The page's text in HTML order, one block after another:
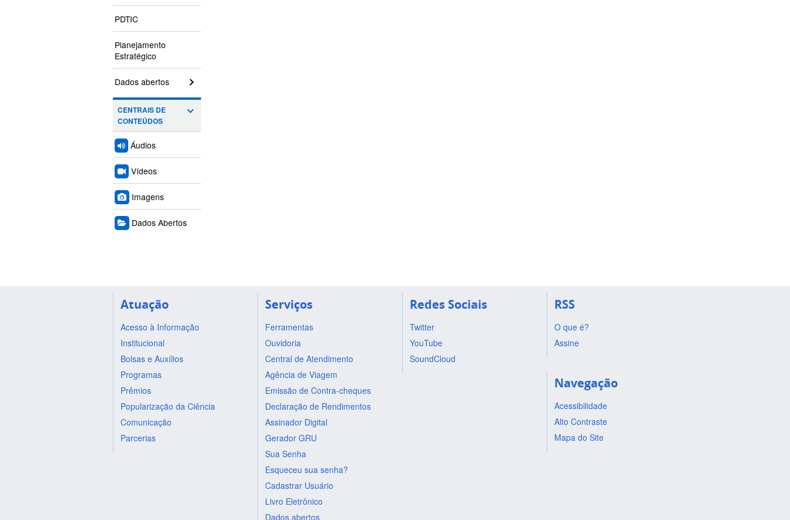
PDTIC
Planejamento
Estratégico
Dados abertos
CENTRAIS DE
CONTEÚDOS
Áudios
Vídeos
Imagens
Dados Abertos
Atuação
Acesso à Informação
Institucional
Bolsas e Auxílios
Programas
Prêmios
Popularização da Ciência
Comunicação
Parcerias
Serviços
Ferramentas
Ouvidoria
Central de Atendimento
Agência de Viagem
Emissão de Contra-cheques
Declaração de Rendimentos
Assinador Digital
Gerador GRU
Sua Senha
Esqueceu sua senha?
Cadastrar Usuário
Livro Eletrônico
Dados abertos
Redes Sociais
Twitter
YouTube
SoundCloud
RSS
O que é?
Assine
Navegação
Acessibilidade
Alto Contraste
Mapa do Site